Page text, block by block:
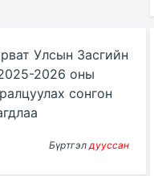
Улсын Засгийн
2026 оны
сонгон
Бүртгэлдууссан